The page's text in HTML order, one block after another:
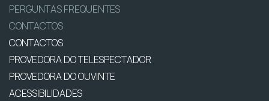
PERGUNTAS FREQUENTES
CONTACTOS
CONTACTOS
PROVEDORA DO TELESPECTADOR
PROVEDORA DO OUVINTE
ACESSIBILIDADES